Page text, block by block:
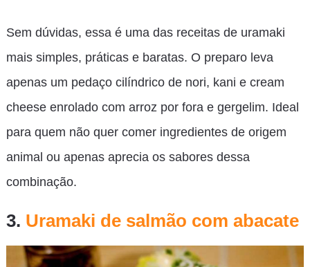
Sem dúvidas, essa é uma das receitas de uramaki
mais simples, práticas e baratas. O preparo leva
apenas um pedaço cilíndrico de nori, kani e cream
cheese enrolado com arroz por fora e gergelim. Ideal
para quem não quer comer ingredientes de origem
animal ou apenas aprecia os sabores dessa
combinação.
3. Uramaki de salmão com abacate